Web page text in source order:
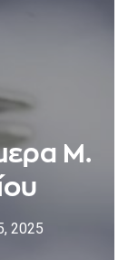
Μ.
2025